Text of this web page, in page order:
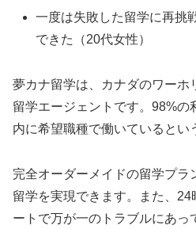
一度は失敗した留学に再挑
できた（20代女性）
夢カナ留学は、カナダのワーホ
留学エージェントです。98%の
内に希望職種で働いているとい
完全オーダーメイドの留学プラ
留学を実現できます。また、
ートで万が一のトラブルにあっ